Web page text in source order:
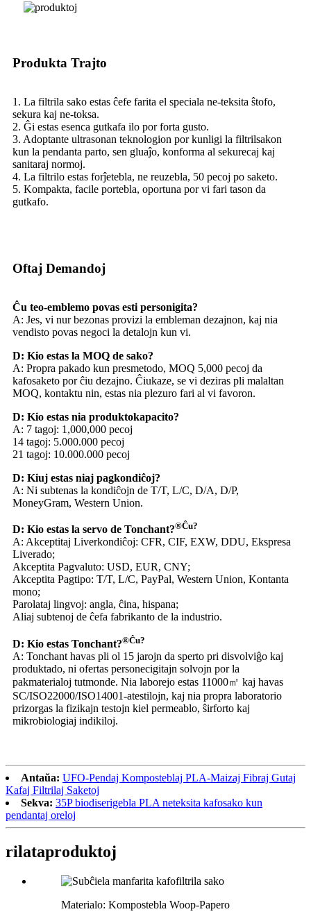
Produkta Trajto
1. La filtrila sako estas ĉefe farita el speciala ne-teksita ŝtofo,
sekura kaj ne-toksa.
2. Ĝi estas esenca gutkafa ilo por forta gusto.
3. Adoptante ultrasonan teknologion por kunligi la filtrilsakon
kun la pendanta parto, sen gluaĵo, konforma al sekurecaj kaj
sanitaraj normoj.
4. La filtrilo estas forĵetebla, ne reuzebla, 50 pecoj po saketo.
5. Kompakta, facile portebla, oportuna por vi fari tason da
gutkafo.
Oftaj Demandoj
Ĉu teo-emblemo povas esti personigita?
A: Jes, vi nur bezonas provizi la embleman dezajnon, kaj nia
vendisto povas negoci la detalojn kun vi.
D: Kio estas la MOQ de sako?
A: Propra pakado kun presmetodo, MOQ 5,000 pecoj da
kafosaketo por ĉiu dezajno. Ĉiukaze, se vi deziras pli malaltan
MOQ, kontaktu nin, estas nia plezuro fari al vi favoron.
D: Kio estas nia produktokapacito?
A: 7 tagoj: 1,000,000 pecoj
14 tagoj: 5.000.000 pecoj
21 tagoj: 10.000.000 pecoj
D: Kiuj estas niaj pagkondiĉoj?
A: Ni subtenas la kondiĉojn de T/T, L/C, D/A, D/P,
MoneyGram, Western Union.
D: Kio estas la servo de Tonchant?®Ĉu?
A: Akceptitaj Liverkondiĉoj: CFR, CIF, EXW, DDU, Ekspresa
Liverado;
Akceptita Pagvaluto: USD, EUR, CNY;
Akceptita Pagtipo: T/T, L/C, PayPal, Western Union, Kontanta
mono;
Parolataj lingvoj: angla, ĉina, hispana;
Aliaj subtenoj de ĉefa fabrikanto de la industrio.
D: Kio estas Tonchant?®Ĉu?
A: Tonchant havas pli ol 15 jarojn da sperto pri disvolviĝo kaj
produktado, ni ofertas personecigitajn solvojn por la
pakmaterialoj tutmonde. Nia laborejo estas 11000㎡ kaj havas
SC/ISO22000/ISO14001-atestilojn, kaj nia propra laboratorio
prizorgas la fizikajn testojn kiel permeablo, ŝirforto kaj
mikrobiologiaj indikiloj.
Antaŭa: UFO-Pendaj Komposteblaj PLA-Maizaj Fibraj Gutaj
Kafaj Filtrilaj Saketoj
Sekva: 35P biodiserigebla PLA neteksita kafosako kun
pendantaj oreloj
rilataproduktoj
Materialo: Kompostebla Woop-Papero